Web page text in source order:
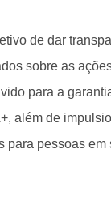
de dar
sobre as
para a
além de
para pessoas em